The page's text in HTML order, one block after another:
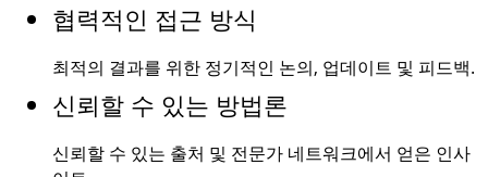
협력적인 접근 방식
최적의 결과를 위한 정기적인 논의, 업데이트 및 피드백.
신뢰할 수 있는 방법론
신뢰할 수 있는 출처 및 전문가 네트워크에서 얻은 인사